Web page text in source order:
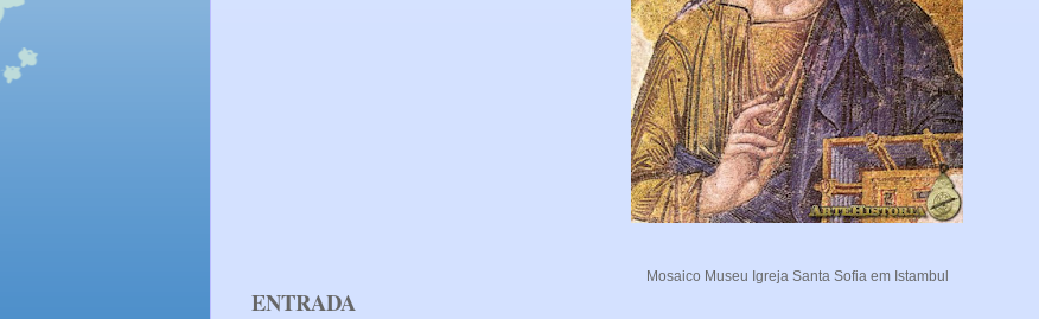
Mosaico Museu Igreja Santa Sofia em Istambul
ENTRADA